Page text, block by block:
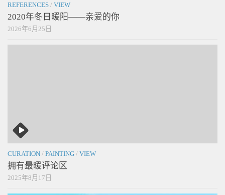
REFERENCES / VIEW
2020年冬日暖阳——亲爱的你
2026年6月25日
CURATION / PAINTING / VIEW
拥有最暖评论区
2025年8月17日